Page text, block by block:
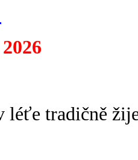
léťe tradičně